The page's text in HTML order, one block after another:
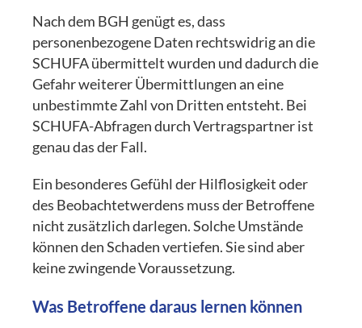
Nach dem BGH genügt es, dass
personenbezogene Daten rechtswidrig an die
SCHUFA übermittelt wurden und dadurch die
Gefahr weiterer Übermittlungen an eine
unbestimmte Zahl von Dritten entsteht. Bei
SCHUFA-Abfragen durch Vertragspartner ist
genau das der Fall.
Ein besonderes Gefühl der Hilflosigkeit oder
des Beobachtetwerdens muss der Betroffene
nicht zusätzlich darlegen. Solche Umstände
können den Schaden vertiefen. Sie sind aber
keine zwingende Voraussetzung.
Was Betroffene daraus lernen können